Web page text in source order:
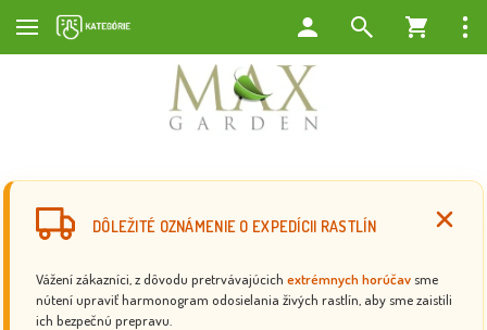
DÔLEŽITÉ OZNÁMENIE O EXPEDÍCII RASTLÍN
Vážení zákazníci, z dôvodu pretrvávajúcich extrémnych horúčav sme
nútení upraviť harmonogram odosielania živých rastlín, aby sme zaistili
ich bezpečnú prepravu.